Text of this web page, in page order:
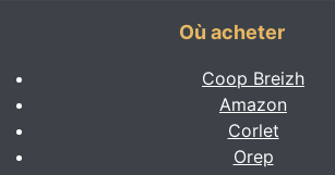
Où acheter
Coop Breizh
Amazon
Corlet
Orep